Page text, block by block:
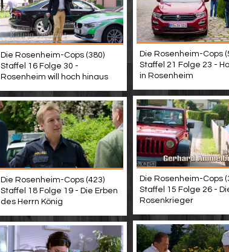
Die Rosenheim-Cops
Staffel 21 Folge 23 -
in Rosenheim
Die Rosenheim-Cops (380)
Staffel 16 Folge 30 -
Rosenheim will hoch hinaus
Die Rosenheim-Cops
Staffel 15 Folge 26 -
Rosenkrieger
Die Rosenheim-Cops (423)
Staffel 18 Folge 19 - Die Erben
des Herrn König